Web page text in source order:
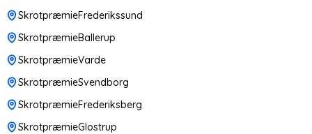
SkrotpræmieFrederikssund
SkrotpræmieBallerup
SkrotpræmieVarde
SkrotpræmieSvendborg
SkrotpræmieFrederiksberg
SkrotpræmieGlostrup